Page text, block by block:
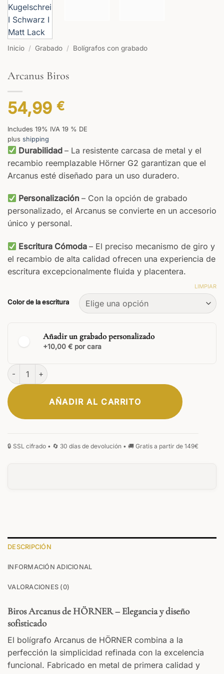
Inicio / Grabado / Bolígrafos con grabado
Arcanus Biros
54,99 €
Includes 19% IVA 19 % DE
plus shipping
Durabilidad– La resistente carcasa de metal y el
recambio reemplazable Hörner G2 garantizan que el
Arcanus esté diseñado para un uso duradero.
Personalización– Con la opción de grabado
personalizado, el Arcanus se convierte en un accesorio
único y personal.
Escritura Cómoda– El preciso mecanismo de giro y
el recambio de alta calidad ofrecen una experiencia de
escritura excepcionalmente fluida y placentera.
Color de la escritura
LIMPIAR
Añadir un grabado personalizado
+10,00 € por cara
CLÁSICA
Su texto
ANVERSO
Arcanus Biros cantidad
AÑADIR AL CARRITO
DESCRIPCIÓN
INFORMACIÓN ADICIONAL
VALORACIONES (0)
Biros Arcanus de HÖRNER – Elegancia y diseño
sofisticado
El bolígrafo Arcanus de HÖRNER combina a la
perfección la simplicidad refinada con la excelencia
funcional. Fabricado en metal de primera calidad y